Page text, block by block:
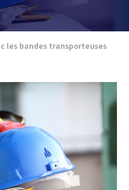
les bandes transporteuses